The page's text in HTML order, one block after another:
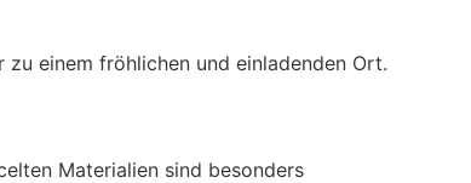
einem fröhlichen und einladenden Ort.
Materialien sind besonders